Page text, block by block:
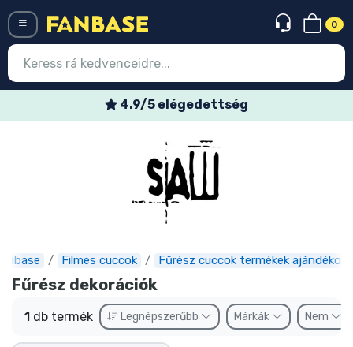
0
4.9/5 elégedettség
Filmes cuccok Fűrész cuccok termékek ajándékok
Fűrész dekorációk
1 db termék Legnépszerűbb Márkák Nem
Legújabb cuccok
Express szállítás
Előrendelhető cuccok
Outlet cuccok